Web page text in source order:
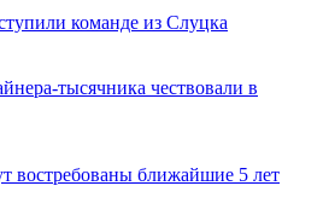
команде из Слуцка
тысячника чествовали в
востребованы ближайшие 5 лет